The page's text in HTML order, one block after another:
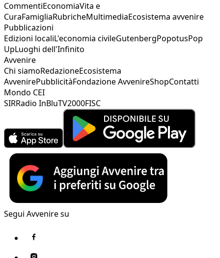
CommentiEconomiaVita e
CuraFamigliaRubricheMultimediaEcosistema avvenire
Pubblicazioni
Edizioni localiL'economia civileGutenbergPopotusPop
UpLuoghi dell'Infinito
Avvenire
Chi siamoRedazioneEcosistema
AvvenirePubblicitàFondazione AvvenireShopContatti
Mondo CEI
SIRRadio InBluTV2000FISC
Segui Avvenire su